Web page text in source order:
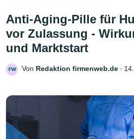
Anti-Aging-Pille für
vor Zulassung -
und Marktstart
FW Von Redaktion firmenweb.de ‧